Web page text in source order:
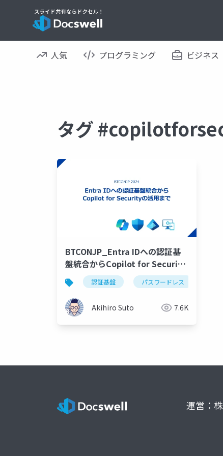
人気 プログラミング ビジネス
タグ
BTCONJP_Entra IDへの認証基
盤統合からCopilot for Security
の活用まで
認証基盤 パスワードレス
Akihiro Suto 7.6K
運営：